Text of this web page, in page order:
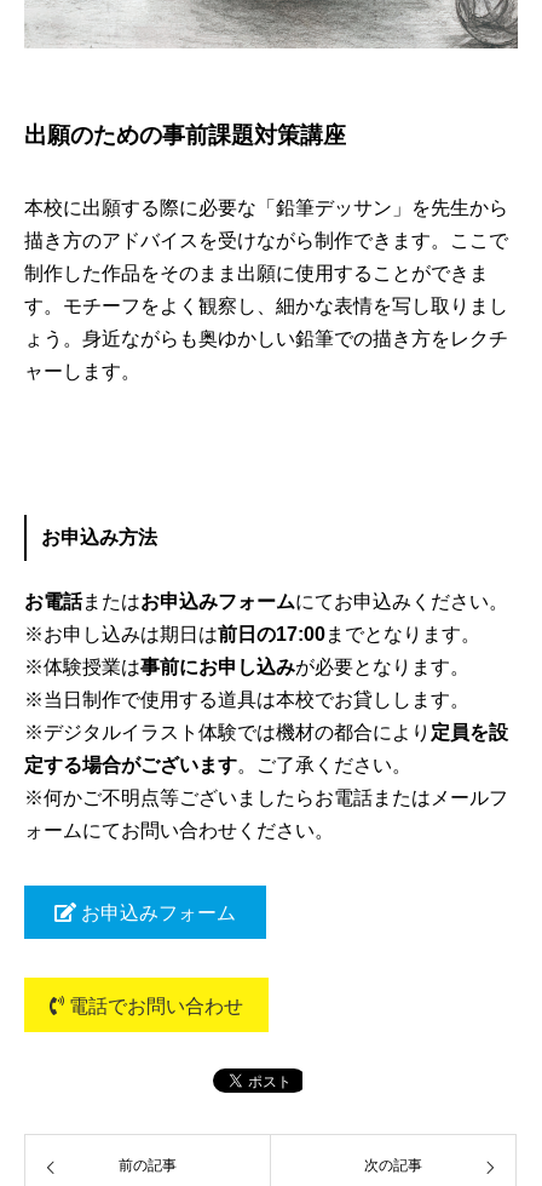
出願のための事前課題対策講座
本校に出願する際に必要な「鉛筆デッサン」を先生から
描き方のアドバイスを受けながら制作できます。ここで
制作した作品をそのまま出願に使用することができま
す。モチーフをよく観察し、細かな表情を写し取りまし
ょう。身近ながらも奥ゆかしい鉛筆での描き方をレクチ
ャーします。
お申込み方法
お電話またはお申込みフォームにてお申込みください。
※お申し込みは期日は前日の17:00までとなります。
※体験授業は事前にお申し込みが必要となります。
※当日制作で使用する道具は本校でお貸しします。
※デジタルイラスト体験では機材の都合により 定員を設
定する場合がございます。ご了承ください。
※何かご不明点等ございましたらお電話またはメールフ
ォームにてお問い合わせください。
お申込みフォーム
電話でお問い合わせ
前の記事 次の記事